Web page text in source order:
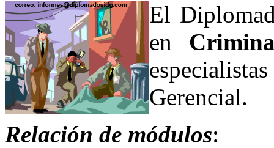
El
en
Gerencial.
Relación de módulos: